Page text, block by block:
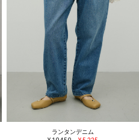
ランタンデニム